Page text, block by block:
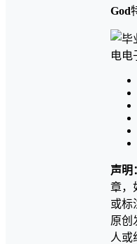
God
声明
章，
或标
原创
人或